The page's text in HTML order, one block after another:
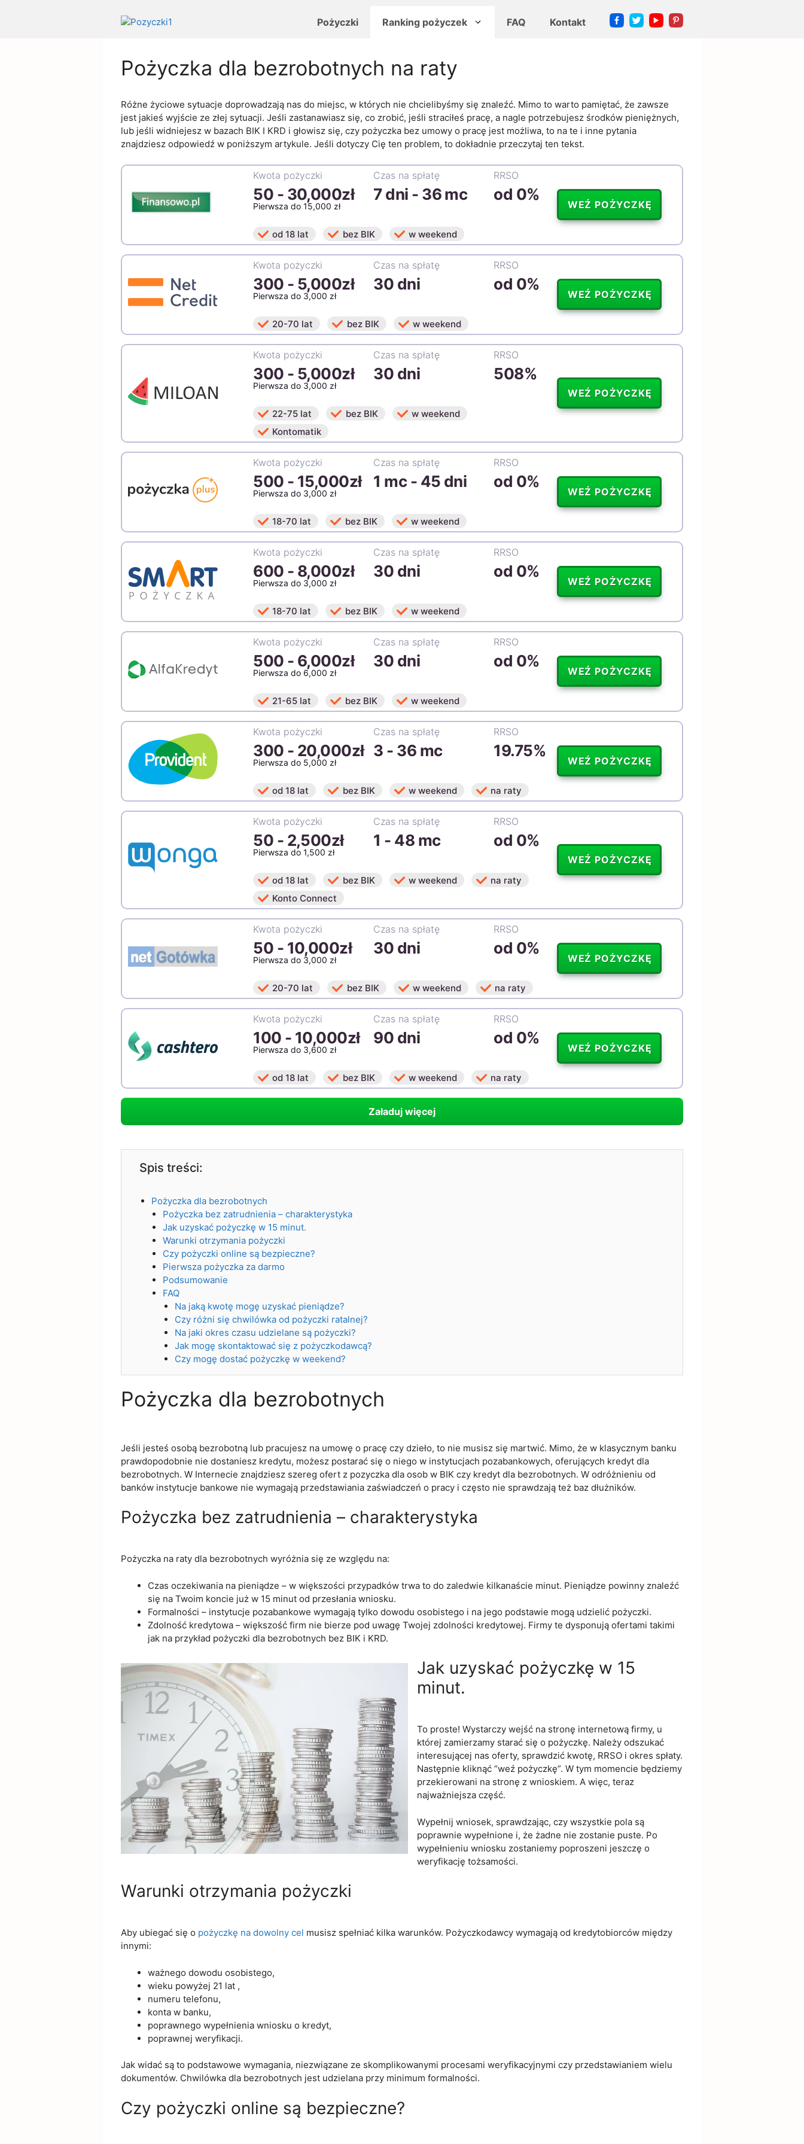
Pożyczki Ranking pożyczek FAQ Kontakt
Pożyczka dla bezrobotnych na raty
Różne życiowe sytuacje doprowadzają nas do miejsc, w których nie chcielibyśmy się znaleźć. Mimo to warto pamiętać, że zawsze
jest jakieś wyjście ze złej sytuacji. Jeśli zastanawiasz się, co zrobić, jeśli straciłeś pracę, a nagle potrzebujesz środków pieniężnych,
lub jeśli widniejesz w bazach BIK I KRD i głowisz się, czy pożyczka bez umowy o pracę jest możliwa, to na te i inne pytania
znajdziesz odpowiedź w poniższym artykule. Jeśli dotyczy Cię ten problem, to dokładnie przeczytaj ten tekst.
Kwota pożyczki Czas na spłatę RRSO
50 - 30,000zł
Pierwsza do 15,000 zł
7 dni - 36 mc od 0%
od 18 lat bez BIK w weekend
WEŹ POŻYCZKĘ
Kwota pożyczki Czas na spłatę RRSO
300 - 5,000zł
Pierwsza do 3,000 zł
30 dni od 0%
20-70 lat bez BIK w weekend
WEŹ POŻYCZKĘ
Kwota pożyczki Czas na spłatę RRSO
300 - 5,000zł
Pierwsza do 3,000 zł
30 dni 508%
22-75 lat bez BIK
w weekend
Kontomatik
WEŹ POŻYCZKĘ
Kwota pożyczki Czas na spłatę RRSO
500 - 15,000zł
Pierwsza do 3,000 zł
1 mc - 45 dni od 0%
18-70 lat bez BIK w weekend
WEŹ POŻYCZKĘ
Kwota pożyczki Czas na spłatę RRSO
600 - 8,000zł
Pierwsza do 3,000 zł
30 dni od 0%
18-70 lat bez BIK w weekend
WEŹ POŻYCZKĘ
Kwota pożyczki Czas na spłatę RRSO
500 - 6,000zł
Pierwsza do 6,000 zł
30 dni od 0%
21-65 lat bez BIK w weekend
WEŹ POŻYCZKĘ
Kwota pożyczki Czas na spłatę RRSO
300 - 20,000zł
Pierwsza do 5,000 zł
3 - 36 mc 19.75%
od 18 lat bez BIK w weekend na raty
WEŹ POŻYCZKĘ
Kwota pożyczki Czas na spłatę RRSO
50 - 2,500zł
Pierwsza do 1,500 zł
1 - 48 mc od 0%
od 18 lat bez BIK w weekend
na raty
Konto Connect
WEŹ POŻYCZKĘ
Kwota pożyczki Czas na spłatę RRSO
50 - 10,000zł
Pierwsza do 3,000 zł
30 dni od 0%
20-70 lat bez BIK w weekend na raty
WEŹ POŻYCZKĘ
Kwota pożyczki Czas na spłatę RRSO
100 - 10,000zł
Pierwsza do 3,600 zł
90 dni od 0%
od 18 lat bez BIK w weekend na raty
WEŹ POŻYCZKĘ
Załaduj więcej
Spis treści:
Pożyczka dla bezrobotnych
Pożyczka bez zatrudnienia – charakterystyka
Jak uzyskać pożyczkę w 15 minut.
Warunki otrzymania pożyczki
Czy pożyczki online są bezpieczne?
Pierwsza pożyczka za darmo
Podsumowanie
FAQ
Na jaką kwotę mogę uzyskać pieniądze?
Czy różni się chwilówka od pożyczki ratalnej?
Na jaki okres czasu udzielane są pożyczki?
Jak mogę skontaktować się z pożyczkodawcą?
Czy mogę dostać pożyczkę w weekend?
Pożyczka dla bezrobotnych
Jeśli jesteś osobą bezrobotną lub pracujesz na umowę o pracę czy dzieło, to nie musisz się martwić. Mimo, że w klasycznym banku
prawdopodobnie nie dostaniesz kredytu, możesz postarać się o niego w instytucjach pozabankowych, oferujących kredyt dla
bezrobotnych. W Internecie znajdziesz szereg ofert z pozyczka dla osob w BIK czy kredyt dla bezrobotnych. W odróżnieniu od
banków instytucje bankowe nie wymagają przedstawiania zaświadczeń o pracy i często nie sprawdzają też baz dłużników.
Pożyczka bez zatrudnienia – charakterystyka
Pożyczka na raty dla bezrobotnych wyróżnia się ze względu na:
Czas oczekiwania na pieniądze – w większości przypadków trwa to do zaledwie kilkanaście minut. Pieniądze powinny znaleźć
się na Twoim koncie już w 15 minut od przesłania wniosku.
Formalności – instytucje pozabankowe wymagają tylko dowodu osobistego i na jego podstawie mogą udzielić pożyczki.
Zdolność kredytowa – większość firm nie bierze pod uwagę Twojej zdolności kredytowej. Firmy te dysponują ofertami takimi
jak na przykład pożyczki dla bezrobotnych bez BIK i KRD.
Jak uzyskać pożyczkę w 15
minut.
To proste! Wystarczy wejść na stronę internetową firmy, u
której zamierzamy starać się o pożyczkę. Należy odszukać
interesującej nas oferty, sprawdzić kwotę, RRSO i okres spłaty.
Następnie kliknąć “weź pożyczkę”. W tym momencie będziemy
przekierowani na stronę z wnioskiem. A więc, teraz
najważniejsza część.
Wypełnij wniosek, sprawdzając, czy wszystkie pola są
poprawnie wypełnione i, że żadne nie zostanie puste. Po
wypełnieniu wniosku zostaniemy poproszeni jeszczę o
weryfikację tożsamości.
Warunki otrzymania pożyczki
Aby ubiegać się o pożyczkę na dowolny cel musisz spełniać kilka warunków. Pożyczkodawcy wymagają od kredytobiorców między
innymi:
ważnego dowodu osobistego,
wieku powyżej 21 lat ,
numeru telefonu,
konta w banku,
poprawnego wypełnienia wniosku o kredyt,
poprawnej weryfikacji.
Jak widać są to podstawowe wymagania, niezwiązane ze skomplikowanymi procesami weryfikacyjnymi czy przedstawianiem wielu
dokumentów. Chwilówka dla bezrobotnych jest udzielana przy minimum formalności.
Czy pożyczki online są bezpieczne?